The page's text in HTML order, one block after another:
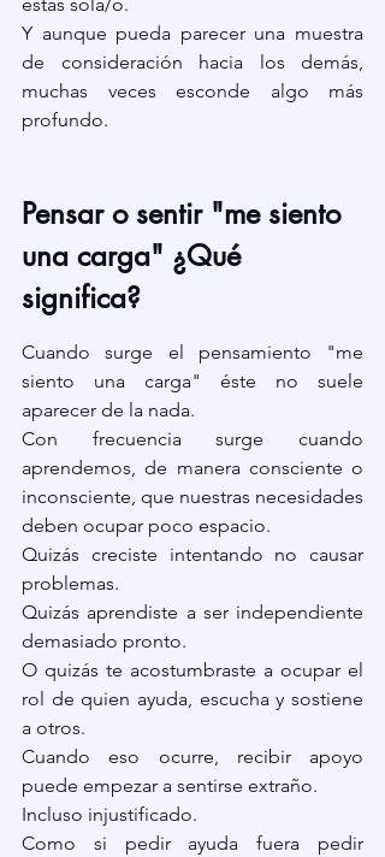
estás sola/o.
Y aunque pueda parecer una muestra
de consideración hacia los demás,
muchas veces esconde algo más
profundo.
Pensar o sentir "me siento
una carga" ¿Qué
significa?
Cuando surge el pensamiento "me
siento una carga"
éste no suele
aparecer de la nada.
Con frecuencia surge cuando
aprendemos, de manera consciente o
inconsciente, que nuestras necesidades
deben ocupar poco espacio.
Quizás creciste intentando no causar
problemas.
Quizás aprendiste a ser independiente
demasiado pronto.
O quizás te acostumbraste a ocupar el
rol de quien ayuda, escucha y sostiene
a otros.
Cuando eso ocurre, recibir apoyo
puede empezar a sentirse extraño.
Incluso injustificado.
Como si pedir ayuda fuera pedir